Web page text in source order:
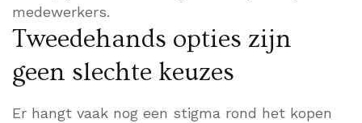
medewerkers.
Tweedehands opties zijn
geen slechte keuzes
Er hangt vaak nog een stigma rond het kopen